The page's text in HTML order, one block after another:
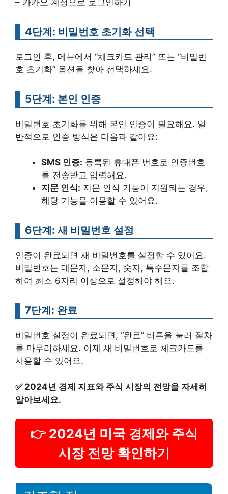
4단계: 비밀번호 초기화 선택
로그인 후, 메뉴에서 “체크카드 관리” 또는 “비밀번
호 초기화” 옵션을 찾아 선택하세요.
5단계: 본인 인증
비밀번호 초기화를 위해 본인 인증이 필요해요. 일
반적으로 인증 방식은 다음과 같아요:
SMS 인증: 등록된 휴대폰 번호로 인증번호
를 전송받고 입력해요.
지문 인식: 지문 인식 기능이 지원되는 경우,
해당 기능을 이용할 수 있어요.
6단계: 새 비밀번호 설정
인증이 완료되면 새 비밀번호를 설정할 수 있어요.
비밀번호는 대문자, 소문자, 숫자, 특수문자를 조합
하여 최소 6자리 이상으로 설정해야 해요.
7단계: 완료
비밀번호 설정이 완료되면, “완료” 버튼을 눌러 절차
를 마무리하세요. 이제 새 비밀번호로 체크카드를
사용할 수 있어요.
✅ 2024년 경제 지표와 주식 시장의 전망을 자세히
알아보세요.
👉 2024년 미국 경제와 주식
시장 전망 확인하기